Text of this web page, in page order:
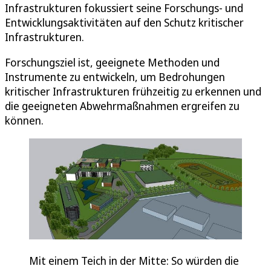
Infrastrukturen fokussiert seine Forschungs- und
Entwicklungsaktivitäten auf den Schutz kritischer
Infrastrukturen.
Forschungsziel ist, geeignete Methoden und
Instrumente zu entwickeln, um Bedrohungen
kritischer Infrastrukturen frühzeitig zu erkennen und
die geeigneten Abwehrmaßnahmen ergreifen zu
können.
Mit einem Teich in der Mitte: So würden die